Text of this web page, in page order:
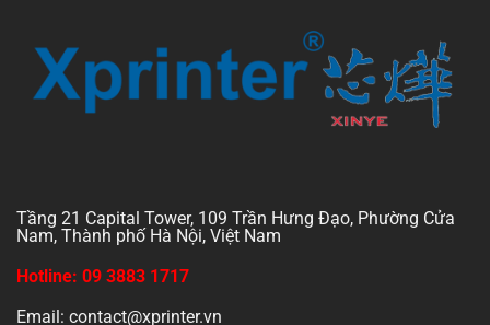
Tầng 21 Capital Tower, 109 Trần Hưng Đạo, Phường Cửa
Nam, Thành phố Hà Nội, Việt Nam
Hotline: 09 3883 1717
Email: contact@xprinter.vn